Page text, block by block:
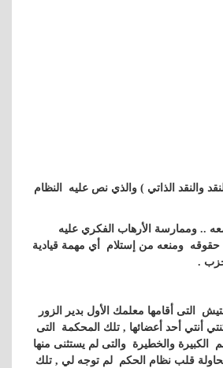
والنقد الذاتي ) والذي نص عليه النظام
.. وممارسة الأرهاب الفكري عليه
حقوقه ومنعه من إستلام أي مهمة قيادية
.
التى أقامها معلمك الأول بدير الزور
أنتي أحد أعضائها , تلك المحكمة التى
والخطيرة والتى لم يستثنى منها
قلب نظام الحكم لم توجه لي , تلك